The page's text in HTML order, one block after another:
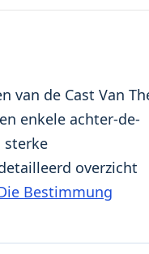
van de Cast Van
enkele achter-de-
sterke
overzicht
Bestimmung